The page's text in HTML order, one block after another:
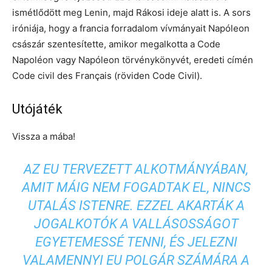
ismétlődött meg Lenin, majd Rákosi ideje alatt is. A sors
iróniája, hogy a francia forradalom vívmányait Napóleon
császár szentesítette, amikor megalkotta a Code
Napoléon vagy Napóleon törvénykönyvét, eredeti címén
Code civil des Français (röviden Code Civil).
Utójáték
Vissza a mába!
AZ EU TERVEZETT ALKOTMÁNYÁBAN,
AMIT MÁIG NEM FOGADTAK EL, NINCS
UTALÁS ISTENRE. EZZEL AKARTÁK A
JOGALKOTÓK A VALLÁSOSSÁGOT
EGYETEMESSÉ TENNI, ÉS JELEZNI
VALAMENNYI EU POLGÁR SZÁMÁRA A